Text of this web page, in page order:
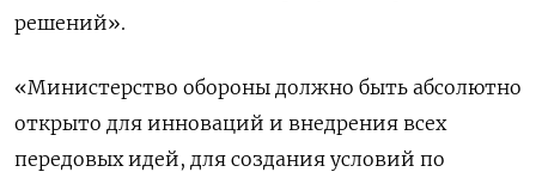
решений».
«Министерство обороны должно быть абсолютно
открыто для инноваций и внедрения всех
передовых идей, для создания условий по